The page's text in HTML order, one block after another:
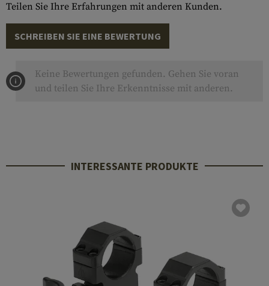
Teilen Sie Ihre Erfahrungen mit anderen Kunden.
SCHREIBEN SIE EINE BEWERTUNG
Keine Bewertungen gefunden. Gehen Sie voran
und teilen Sie Ihre Erkenntnisse mit anderen.
INTERESSANTE PRODUKTE